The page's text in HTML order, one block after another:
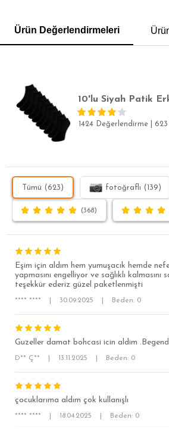
POLO YAKA T-SHIRT KEMER
SÜPER SLİM FİT
Ürün Değerlendirmeleri
10'lu Siyah Patik
1424 Değerlendirme 623
Tümü (623) fotoğraflı (139)
(368)
Eşim için aldım hem yumuşacık hemde
yapmasını engelliyor ve sağlıklı kalmasını
teşekkür ederiz güzel paketlenmişti
**** **** 30.09.2025 Beden: 0
Guzeller damat bohcasi icin aldim
D** Ç** 13.11.2025 Beden: 0
çocuklarıma aldım çok kullanışlı
**** **** 18.04.2025 Beden: 0